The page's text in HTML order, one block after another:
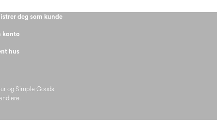
og Simple Goods.
deg som kunde
konto
hus